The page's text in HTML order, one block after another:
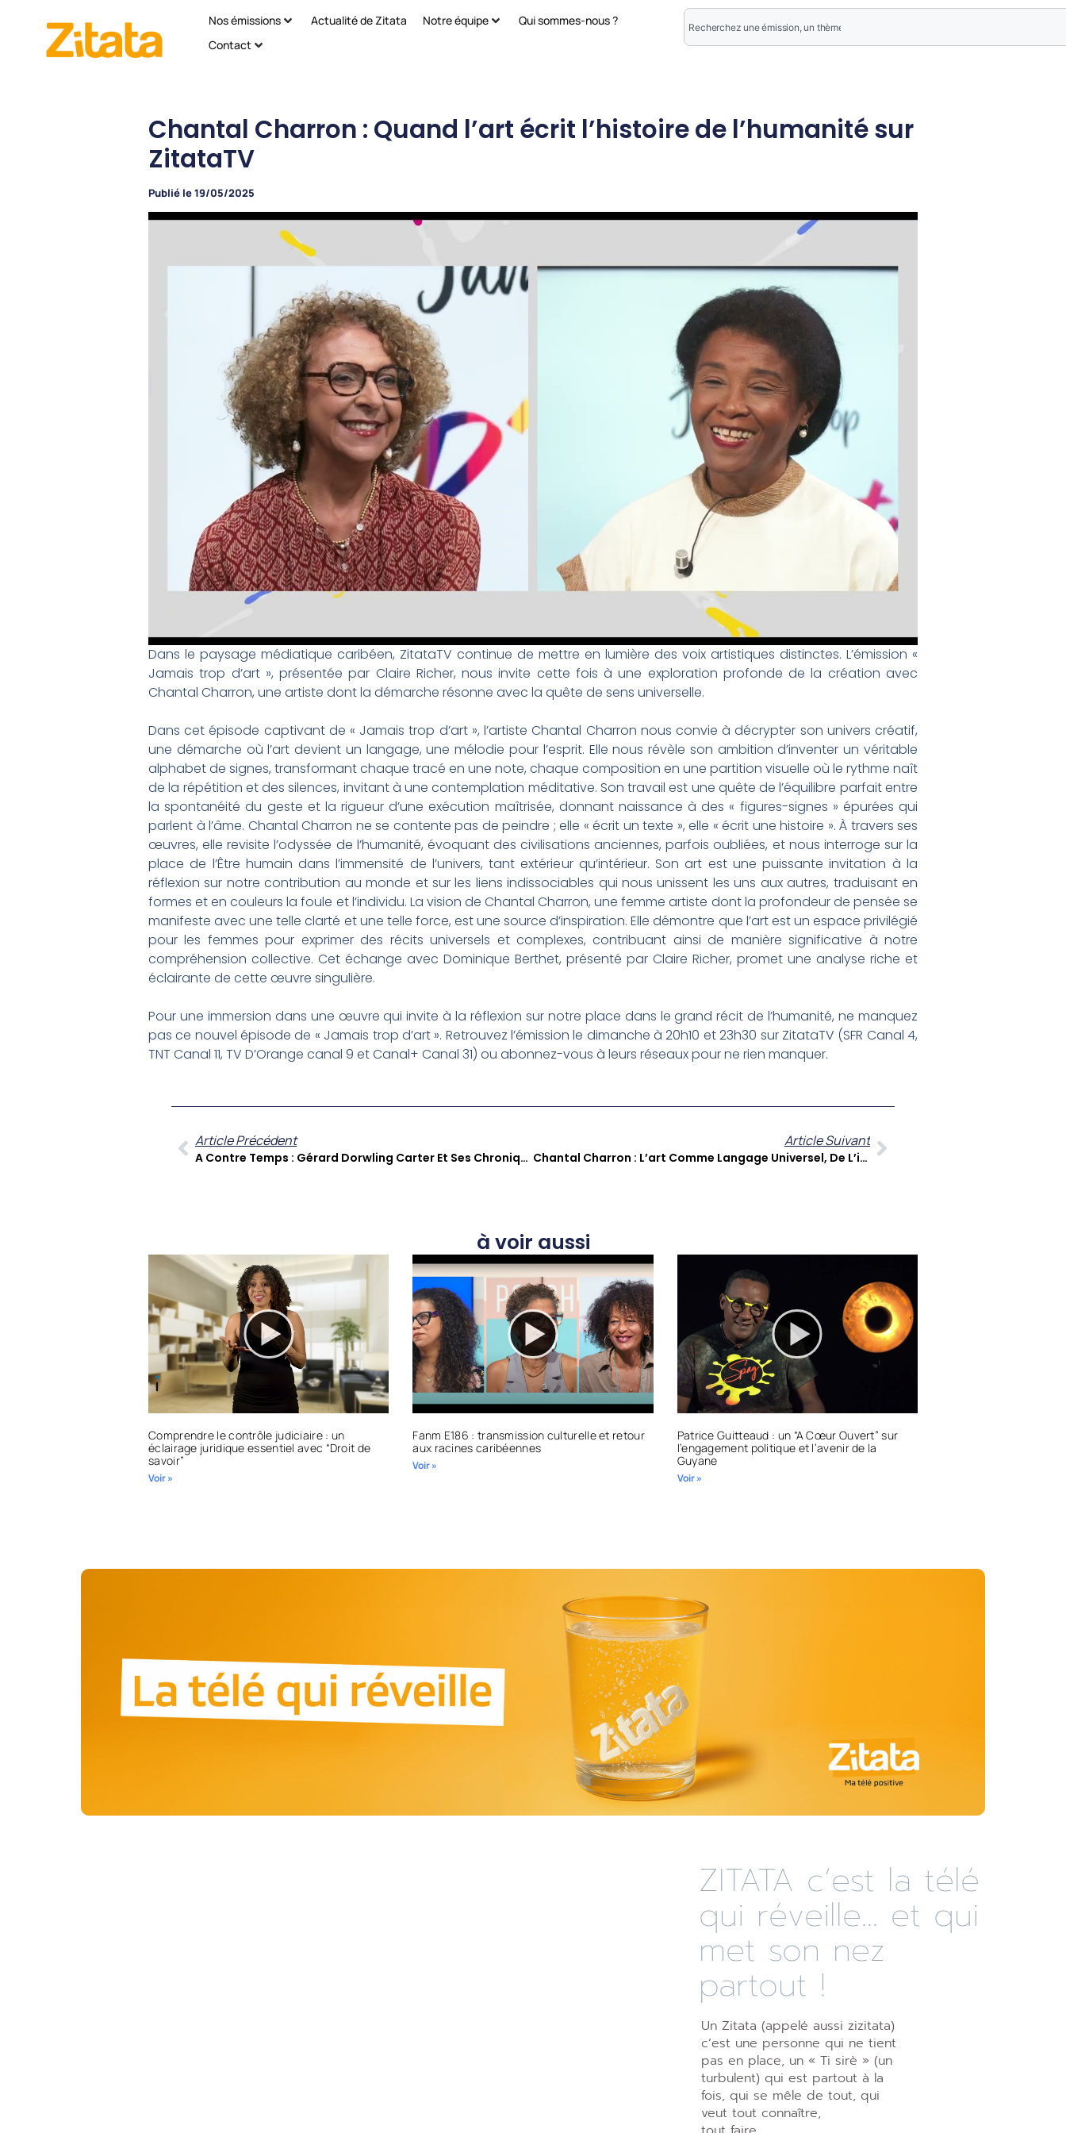
Nos émissions Actualité de Zitata Notre équipe
Qui sommes-nous ?
Contact
Chantal Charron : Quand l’art écrit l’histoire de l’humanité sur
ZitataTV
Publié le19/05/2025
Dans le paysage médiatique caribéen, ZitataTV continue de mettre en lumière des voix artistiques distinctes. L’émission «
Jamais trop d’art », présentée par Claire Richer, nous invite cette fois à une exploration profonde de la création avec
Chantal Charron, une artiste dont la démarche résonne avec la quête de sens universelle.
Dans cet épisode captivant de « Jamais trop d’art », l’artiste Chantal Charron nous convie à décrypter son univers créatif,
une démarche où l’art devient un langage, une mélodie pour l’esprit. Elle nous révèle son ambition d’inventer un véritable
alphabet de signes, transformant chaque tracé en une note, chaque composition en une partition visuelle où le rythme naît
de la répétition et des silences, invitant à une contemplation méditative. Son travail est une quête de l’équilibre parfait entre
la spontanéité du geste et la rigueur d’une exécution maîtrisée, donnant naissance à des « figures-signes » épurées qui
parlent à l’âme. Chantal Charron ne se contente pas de peindre ; elle « écrit un texte », elle « écrit une histoire ». À travers ses
œuvres, elle revisite l’odyssée de l’humanité, évoquant des civilisations anciennes, parfois oubliées, et nous interroge sur la
place de l’Être humain dans l’immensité de l’univers, tant extérieur qu’intérieur. Son art est une puissante invitation à la
réflexion sur notre contribution au monde et sur les liens indissociables qui nous unissent les uns aux autres, traduisant en
formes et en couleurs la foule et l’individu. La vision de Chantal Charron, une femme artiste dont la profondeur de pensée se
manifeste avec une telle clarté et une telle force, est une source d’inspiration. Elle démontre que l’art est un espace privilégié
pour les femmes pour exprimer des récits universels et complexes, contribuant ainsi de manière significative à notre
compréhension collective. Cet échange avec Dominique Berthet, présenté par Claire Richer, promet une analyse riche et
éclairante de cette œuvre singulière.
Pour une immersion dans une œuvre qui invite à la réflexion sur notre place dans le grand récit de l’humanité, ne manquez
pas ce nouvel épisode de « Jamais trop d’art ». Retrouvez l’émission le dimanche à 20h10 et 23h30 sur ZitataTV (SFR Canal 4,
TNT Canal 11, TV D’Orange canal 9 et Canal+ Canal 31) ou abonnez-vous à leurs réseaux pour ne rien manquer.
Article Précédent
A Contre Temps : Gérard Dorwling Carter Et Ses Chroniqueurs Décryptent L’actualité Caribéenne
Article Suivant
Chantal Charron : L’art Comme Langage Universel, De L’individu À La Multitude, Dans « Jamais Trop D’art »
à voir aussi
Comprendre le contrôle judiciaire : un
éclairage juridique essentiel avec “Droit de
savoir”
Voir »
Fanm E186 : transmission culturelle et retour
aux racines caribéennes
Voir »
Patrice Guitteaud : un “A Cœur Ouvert” sur
l’engagement politique et l’avenir de la
Guyane
Voir »
ZITATA c’est la télé
qui réveille... et qui
met son nez
partout !
Un Zitata (appelé aussi zizitata)
c’est une personne qui ne tient
pas en place, un « Ti sirè » (un
turbulent) qui est partout à la
fois, qui se mêle de tout, qui
veut tout connaître,